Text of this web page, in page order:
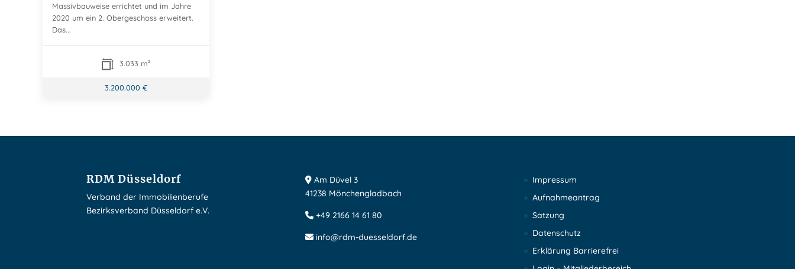
Massivbauweise errichtet und im Jahre
2020 um ein 2. Obergeschoss erweitert.
Das...
3.033 m²
3.200.000 €
RDM Düsseldorf
Verband der Immobilienberufe
Bezirksverband Düsseldorf e.V.
Am Düvel 3
41238 Mönchengladbach
+49 2166 14 61 80
info@rdm-duesseldorf.de
Impressum
Aufnahmeantrag
Satzung
Datenschutz
Erklärung Barrierefrei